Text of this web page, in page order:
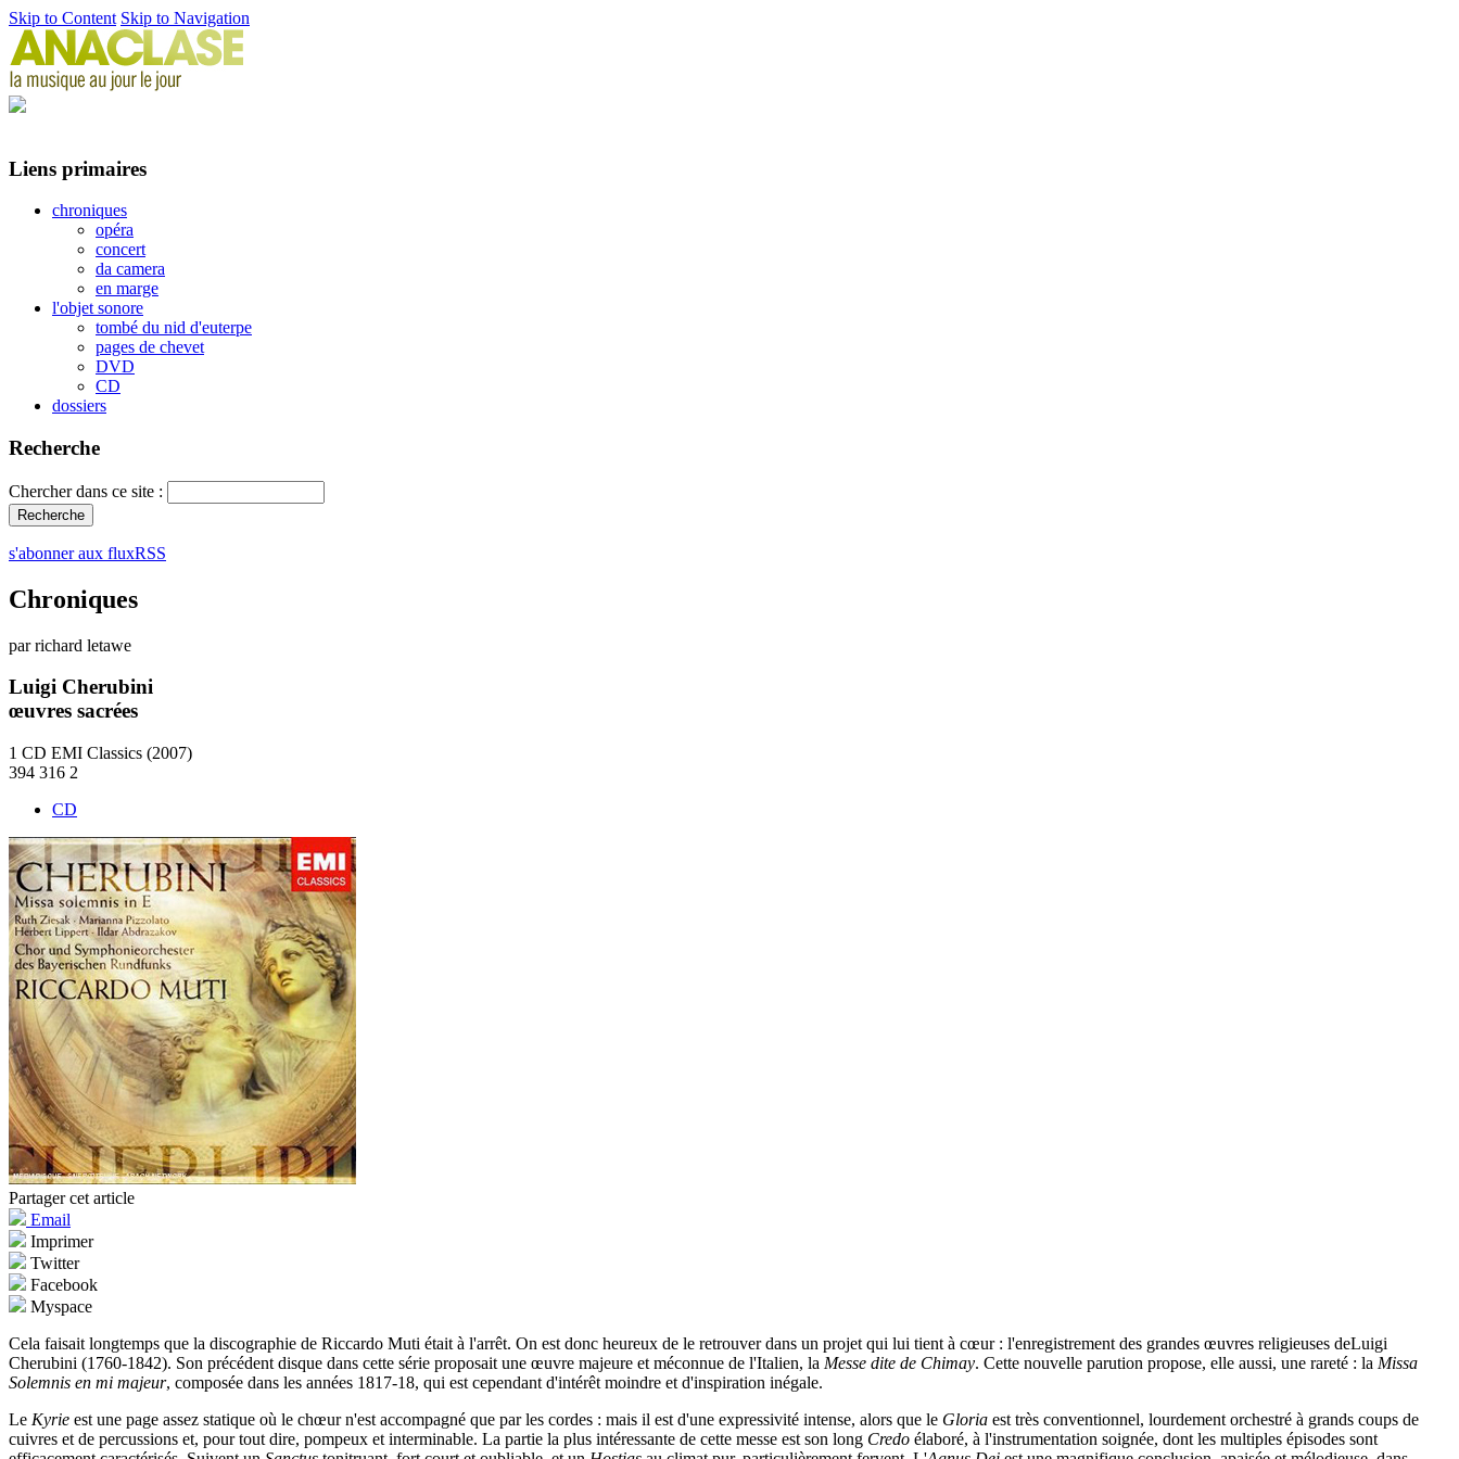
Skip to Content Skip to Navigation
Liens primaires
chroniques
opéra
concert
da camera
en marge
l'objet sonore
tombé du nid d'euterpe
pages de chevet
DVD
CD
dossiers
Recherche
Chercher dans ce site :
s'abonner aux fluxRSS
Chroniques
par richard letawe
Luigi Cherubini
œuvres sacrées
1 CD EMI Classics (2007)
394 316 2
CD
Partager cet article
Email
Imprimer
Twitter
Facebook
Myspace
Cela faisait longtemps que la discographie de Riccardo Muti était à l'arrêt. On est donc heureux de le retrouver dans un projet qui lui tient à cœur : l'enregistrement des grandes œuvres religieuses deLuigi
Cherubini (1760-1842). Son précédent disque dans cette série proposait une œuvre majeure et méconnue de l'Italien, la Messe dite de Chimay. Cette nouvelle parution propose, elle aussi, une rareté : la Missa
Solemnis en mi majeur, composée dans les années 1817-18, qui est cependant d'intérêt moindre et d'inspiration inégale.
Le Kyrie est une page assez statique où le chœur n'est accompagné que par les cordes : mais il est d'une expressivité intense, alors que le Gloria est très conventionnel, lourdement orchestré à grands coups de
cuivres et de percussions et, pour tout dire, pompeux et interminable. La partie la plus intéressante de cette messe est son long Credo élaboré, à l'instrumentation soignée, dont les multiples épisodes sont